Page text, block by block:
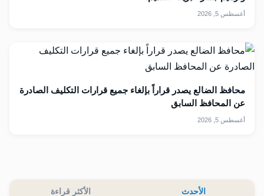
أغسطس 5, 2026
محافظ الضالع يصدر قراراً بإلغاء جميع قرارات التكليف الصادرة
عن المحافظ السابق
أغسطس 5, 2026
الأحدث الأكثر قراءة